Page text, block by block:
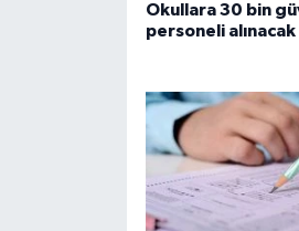
Okullara 30 bin
personeli alınacak